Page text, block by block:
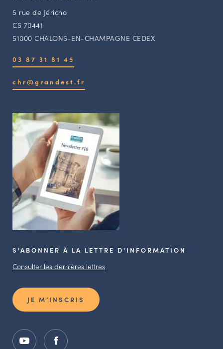
5 rue de Jéricho
CS 70441
51000 CHALONS-EN-CHAMPAGNE CEDEX
03 87 31 81 45
chr@grandest.fr
S'ABONNER À LA LETTRE D'INFORMATION
Consulter les dernières lettres
JE M’INSCRIS